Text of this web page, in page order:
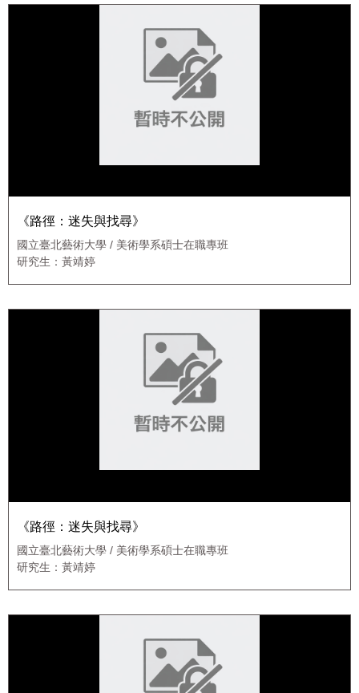
《路徑：迷失與找尋》
國立臺北藝術大學 / 美術學系碩士在職專班
研究生：黃靖婷
《路徑：迷失與找尋》
國立臺北藝術大學 / 美術學系碩士在職專班
研究生：黃靖婷